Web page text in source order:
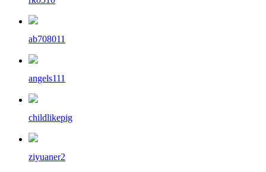
ab708011
angels111
childlikepig
ziyuaner2